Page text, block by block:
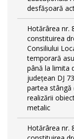
desfășoară
Hotărârea nr.
constituirea
Consiliului
temporară
până la limita
județean DJ
partea stângă
realizării
metalic
Hotărârea nr.